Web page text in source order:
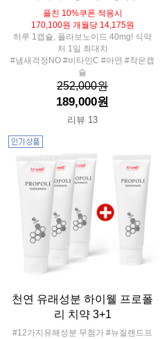
플친 10%쿠폰 적용시
170,100원 개월당 14,175원
하루 1캡슐, 플라보노이드 40mg! 식약
처 1일 최대치
#냄새걱정NO #비타민C #아연 #작은캡
슐
252,000원
189,000원
리뷰 13
천연 유래성분 하이웰 프로폴
리 치약 3+1
#12가지유해성분 무첨가 #뉴질랜드프